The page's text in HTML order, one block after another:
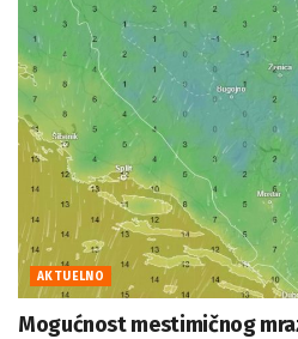
AKTUELNO
Mogućnost mestimičnog